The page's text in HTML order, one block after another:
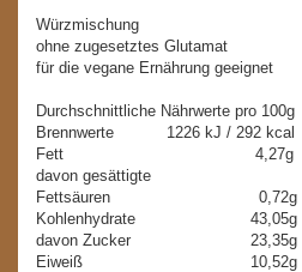
Würzmischung
ohne zugesetztes Glutamat
für die vegane Ernährung geeignet
Durchschnittliche Nährwerte pro 100g
Brennwerte 1226 kJ / 292 kcal
Fett 4,27g
davon gesättigte
Fettsäuren 0,72g
Kohlenhydrate 43,05g
davon Zucker 23,35g
Eiweiß 10,52g